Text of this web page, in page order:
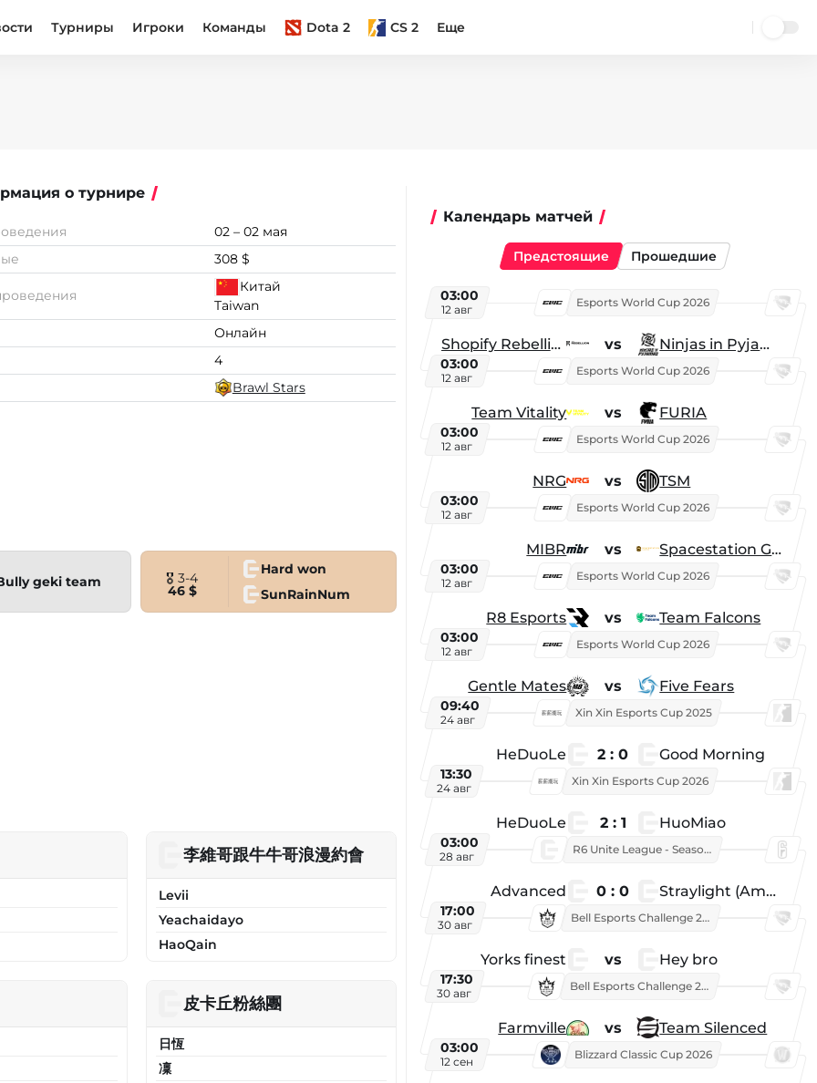
Турниры Игроки Команды Dota 2 CS 2 Еще
о турнире
02 – 02 мая
308 $
Китай
Taiwan
Онлайн
4
Brawl Stars
geki team 🎖 3-4
46 $
Hard won
SunRainNum
李維哥跟牛牛哥浪漫約會
Levii
Yeachaidayo
HaoQain
皮卡丘粉絲團
日恆
凜
Календарь матчей
Предстоящие Прошедшие
03:00
12 авг
Esports World Cup 2026
Shopify Rebellion vs Ninjas in Pyjamas
03:00
12 авг
Esports World Cup 2026
Team Vitality vs FURIA
03:00
12 авг
Esports World Cup 2026
NRG vs TSM
03:00
12 авг
Esports World Cup 2026
MIBR vs Spacestation Gaming
03:00
12 авг
Esports World Cup 2026
R8 Esports vs Team Falcons
03:00
12 авг
Esports World Cup 2026
Gentle Mates vs Five Fears
09:40
24 авг
Xin Xin Esports Cup 2025
HeDuoLe 2 : 0 Good Morning
13:30
24 авг
Xin Xin Esports Cup 2026
HeDuoLe 2 : 1 HuoMiao
03:00
28 авг
R6 Unite League - Season 1
Advanced 0 : 0 Straylight (American team)
17:00
30 авг
Bell Esports Challenge 2026
Yorks finest vs Hey bro
17:30
30 авг
Bell Esports Challenge 2026
Farmville vs Team Silenced
03:00
12 сен
Blizzard Classic Cup 2026